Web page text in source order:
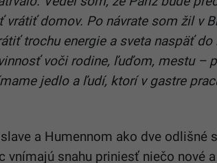
domov. Po návrate som žil v
trochu energie a sveta naspäť do
voči rodine, ľuďom, mestu –
jedlo a ľudí, ktorí v gastre
a Humennom ako dve odlišné
snahu priniesť niečo nové